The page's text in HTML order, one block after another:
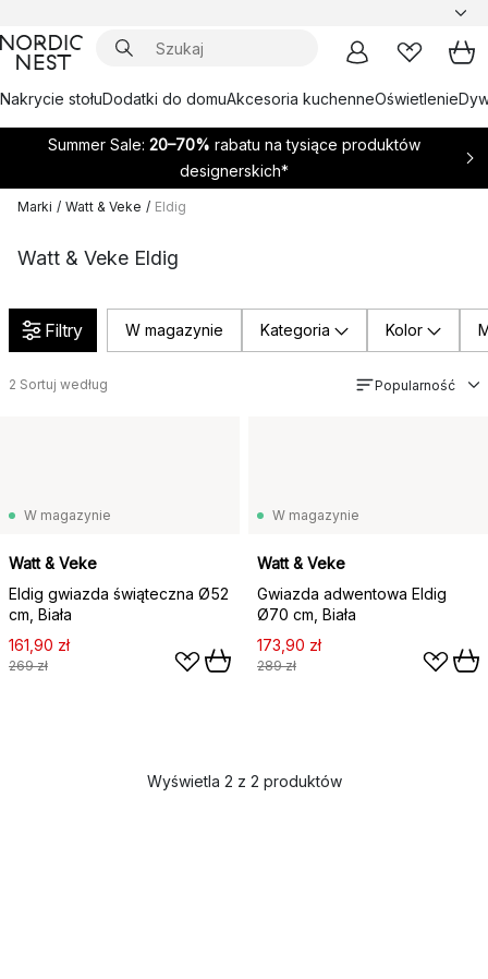
Nakrycie stołuDodatki do domuAkcesoria kuchenneOświetlenie
Summer Sale: 20–70% rabatu na tysiące produktów
designerskich*
Marki / Watt & Veke / Eldig
Watt & Veke Eldig
Filtry W magazynie Kategoria Kolor
2 Sortuj według Popularność
W magazynie
Watt & Veke
Eldig gwiazda świąteczna Ø52
cm, Biała
161,90 zł
269 zł
W magazynie
Watt & Veke
Gwiazda adwentowa Eldig
Ø70 cm, Biała
173,90 zł
289 zł
Wyświetla 2 z 2 produktów